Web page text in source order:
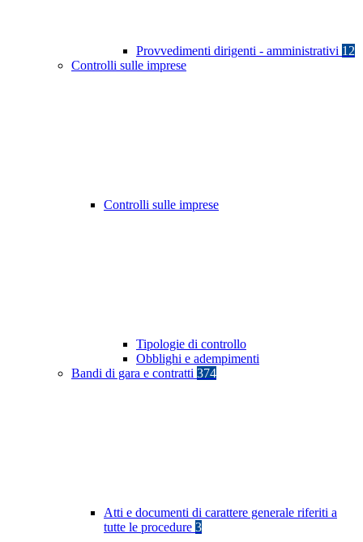
Provvedimenti dirigenti - amministrativi 12
Controlli sulle imprese
Controlli sulle imprese
Tipologie di controllo
Obblighi e adempimenti
Bandi di gara e contratti 374
Atti e documenti di carattere generale riferiti a
tutte le procedure 3